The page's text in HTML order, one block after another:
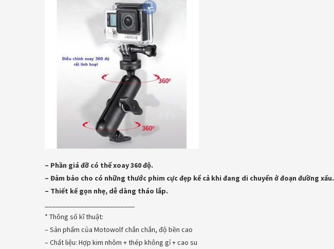
– Phần giá đỡ có thể xoay 360 độ.
– Đảm bảo cho có những thước phim cực đẹp kể cả khi đang di chuyển ở đoạn đường xấu.
– Thiết kế gọn nhẹ, dễ dàng tháo lắp.
* Thông số kĩ thuật:
– Sản phẩm của Motowolf chắn chắn, độ bền cao
– Chất liệu: Hợp kim nhôm + thép không gỉ + cao su